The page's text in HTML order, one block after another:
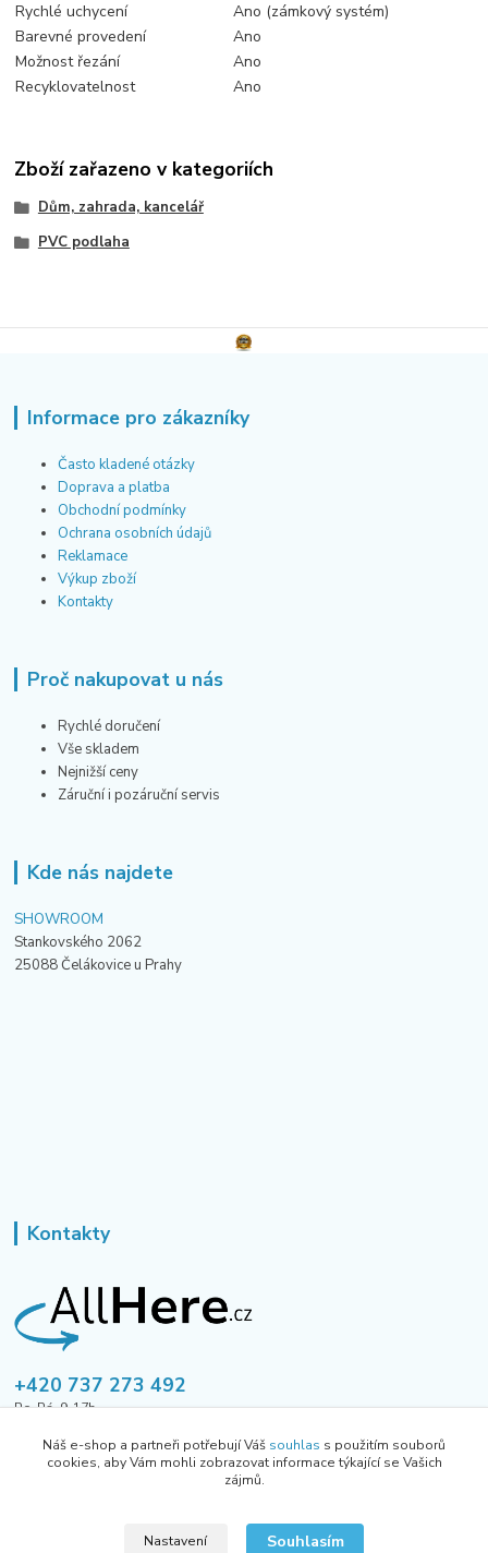
Rychlé uchycení
Ano (zámkový systém)
Barevné provedení
Ano
Možnost řezání
Ano
Recyklovatelnost
Ano
Zboží zařazeno v kategoriích
Dům, zahrada, kancelář
PVC podlaha
Informace pro zákazníky
Často kladené otázky
Doprava a platba
Obchodní podmínky
Ochrana osobních údajů
Reklamace
Výkup zboží
Kontakty
Proč nakupovat u nás
Rychlé doručení
Vše skladem
Nejnižší ceny
Záruční i pozáruční servis
Kde nás najdete
SHOWROOM
Stankovského 2062
25088 Čelákovice u Prahy
Kontakty
+420 737 273 492
Po-Pá, 9-17h
tusavmanagement@gmail.com
Náš e-shop a partneři potřebují Váš souhlas s použitím souborů
cookies, aby Vám mohli zobrazovat informace týkající se Vašich
zájmů.
Nastavení Souhlasím